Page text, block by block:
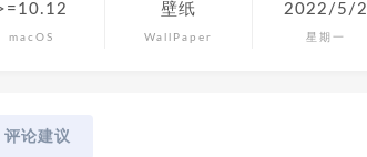
macOS
壁纸
WallPaper
2022/5/2
星期一
评论建议